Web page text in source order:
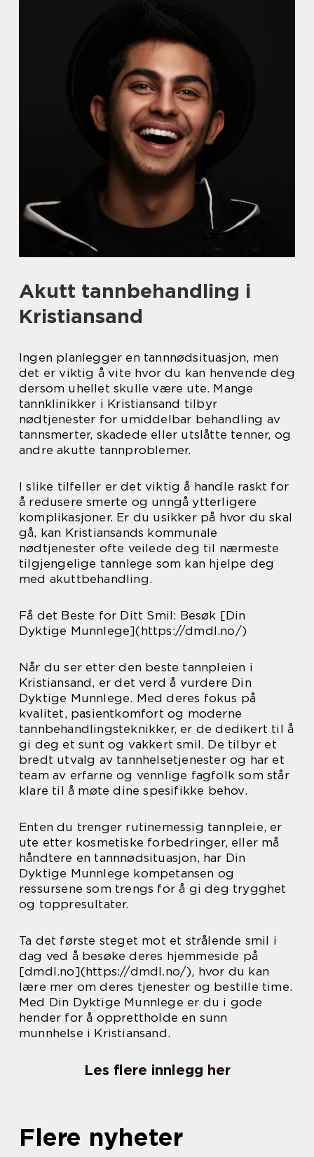
Akutt tannbehandling i
Kristiansand
Ingen planlegger en tannnødsituasjon, men
det er viktig å vite hvor du kan henvende deg
dersom uhellet skulle være ute. Mange
tannklinikker i Kristiansand tilbyr
nødtjenester for umiddelbar behandling av
tannsmerter, skadede eller utslåtte tenner, og
andre akutte tannproblemer.
I slike tilfeller er det viktig å handle raskt for
å redusere smerte og unngå ytterligere
komplikasjoner. Er du usikker på hvor du skal
gå, kan Kristiansands kommunale
nødtjenester ofte veilede deg til nærmeste
tilgjengelige tannlege som kan hjelpe deg
med akuttbehandling.
Få det Beste for Ditt Smil: Besøk [Din
Dyktige Munnlege](https://dmdl.no/)
Når du ser etter den beste tannpleien i
Kristiansand, er det verd å vurdere Din
Dyktige Munnlege. Med deres fokus på
kvalitet, pasientkomfort og moderne
tannbehandlingsteknikker, er de dedikert til å
gi deg et sunt og vakkert smil. De tilbyr et
bredt utvalg av tannhelsetjenester og har et
team av erfarne og vennlige fagfolk som står
klare til å møte dine spesifikke behov.
Enten du trenger rutinemessig tannpleie, er
ute etter kosmetiske forbedringer, eller må
håndtere en tannnødsituasjon, har Din
Dyktige Munnlege kompetansen og
ressursene som trengs for å gi deg trygghet
og toppresultater.
Ta det første steget mot et strålende smil i
dag ved å besøke deres hjemmeside på
[dmdl.no](https://dmdl.no/), hvor du kan
lære mer om deres tjenester og bestille time.
Med Din Dyktige Munnlege er du i gode
hender for å opprettholde en sunn
munnhelse i Kristiansand.
Les flere innlegg her
Flere nyheter